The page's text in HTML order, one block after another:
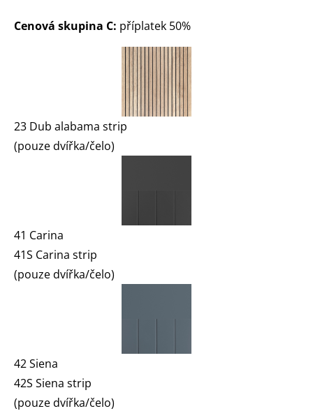
Cenová skupina C: příplatek 50%
23 Dub alabama strip
(pouze dvířka/čelo)
41 Carina
41S Carina strip
(pouze dvířka/čelo)
42 Siena
42S Siena strip
(pouze dvířka/čelo)